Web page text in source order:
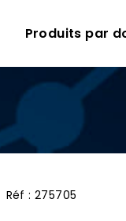
Produits par
Réf : 275705